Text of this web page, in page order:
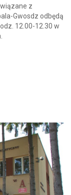
z
Gwosdz odbędą
12.00-12.30 w